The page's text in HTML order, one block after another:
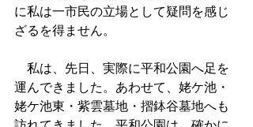
に私は一市民の立場として疑問を感じ
ざるを得ません。
私は、先日、実際に平和公園へ足を
運んできました。あわせて、姥ケ池・
姥ケ池東・紫雲墓地・摺鉢谷墓地へも